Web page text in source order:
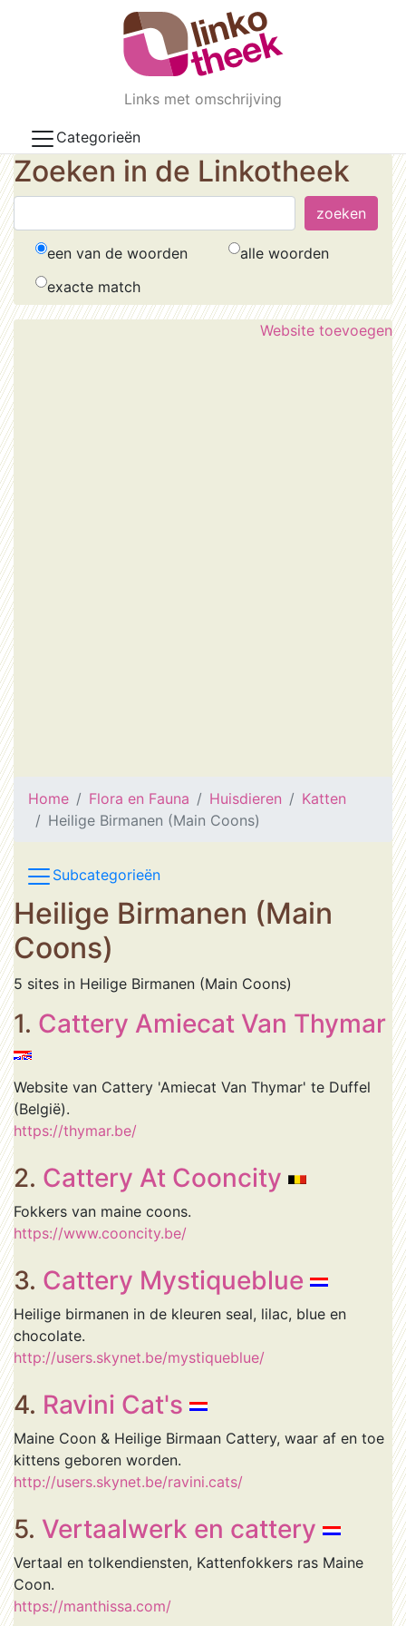
Skip to main content
Links met omschrijving
Categorieën
Zoeken in de Linkotheek
een van de woorden
alle woorden
exacte match
Website toevoegen
Home Flora en Fauna Huisdieren
Katten
Heilige Birmanen (Main Coons)
Subcategorieën
Heilige Birmanen (Main
Coons)
5 sites in Heilige Birmanen (Main Coons)
1. Cattery Amiecat Van Thymar
Website van Cattery 'Amiecat Van Thymar' te Duffel
(België).
https://thymar.be/
2. Cattery At Cooncity
Fokkers van maine coons.
https://www.cooncity.be/
3. Cattery Mystiqueblue
Heilige birmanen in de kleuren seal, lilac, blue en
chocolate.
http://users.skynet.be/mystiqueblue/
4. Ravini Cat's
Maine Coon & Heilige Birmaan Cattery, waar af en toe
kittens geboren worden.
http://users.skynet.be/ravini.cats/
5. Vertaalwerk en cattery
Vertaal en tolkendiensten, Kattenfokkers ras Maine
Coon.
https://manthissa.com/